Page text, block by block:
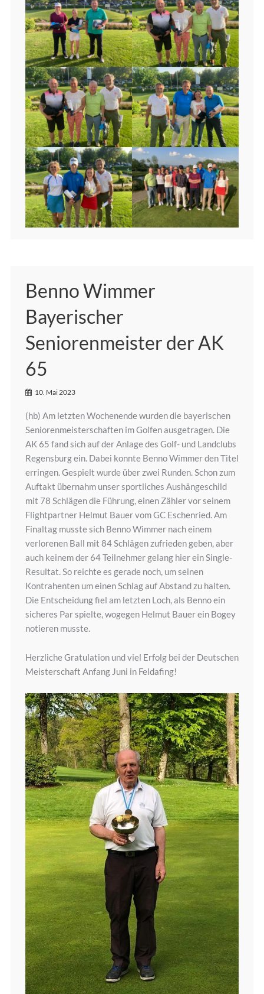
Benno Wimmer
Bayerischer
Seniorenmeister der AK
65
10. Mai 2023
(hb) Am letzten Wochenende wurden die bayerischen
Seniorenmeisterschaften im Golfen ausgetragen. Die
AK 65 fand sich auf der Anlage des Golf- und Landclubs
Regensburg ein. Dabei konnte Benno Wimmer den Titel
erringen. Gespielt wurde über zwei Runden. Schon zum
Auftakt übernahm unser sportliches Aushängeschild
mit 78 Schlägen die Führung, einen Zähler vor seinem
Flightpartner Helmut Bauer vom GC Eschenried. Am
Finaltag musste sich Benno Wimmer nach einem
verlorenen Ball mit 84 Schlägen zufrieden geben, aber
auch keinem der 64 Teilnehmer gelang hier ein Single-
Resultat. So reichte es gerade noch, um seinen
Kontrahenten um einen Schlag auf Abstand zu halten.
Die Entscheidung fiel am letzten Loch, als Benno ein
sicheres Par spielte, wogegen Helmut Bauer ein Bogey
notieren musste.
Herzliche Gratulation und viel Erfolg bei der Deutschen
Meisterschaft Anfang Juni in Feldafing!